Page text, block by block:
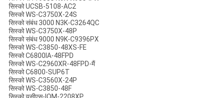
सिस्को UCSB-5108-AC2
सिस्को WS-C3750X-24S
सिस्को संबंध 3000 N3K-C3264QC
सिस्को WS-C3750X-48P
सिस्को संबंध 9000 N9K-C9396PX
सिस्को WS-C3850-48XS-FE
सिस्को C6800IA-48FPD
सिस्को WS-C2960XR-48FPD-मैं
सिस्को C6800-SUP6T
सिस्को WS-C3560X-24P
सिस्को WS-C3850-48F